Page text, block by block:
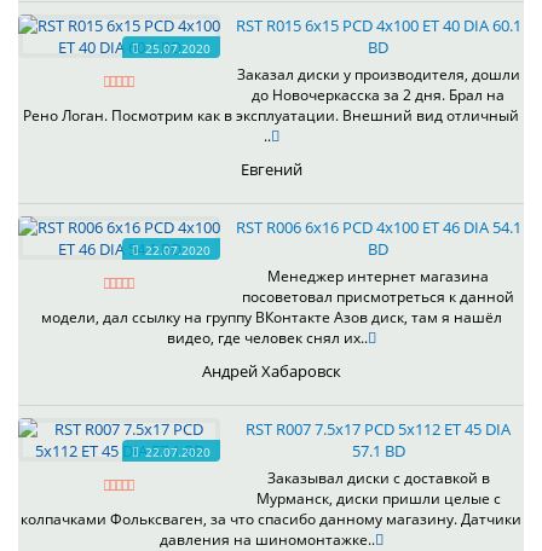
25.07.2020
RST R015 6x15 PCD 4x100 ET 40 DIA 60.1
BD
Заказал диски у производителя, дошли
до Новочеркасска за 2 дня. Брал на
Рено Логан. Посмотрим как в эксплуатации. Внешний вид отличный
..
Евгений
22.07.2020
RST R006 6x16 PCD 4x100 ET 46 DIA 54.1
BD
Менеджер интернет магазина
посоветовал присмотреться к данной
модели, дал ссылку на группу ВКонтакте Азов диск, там я нашёл
видео, где человек снял их..
Андрей Хабаровск
22.07.2020
RST R007 7.5x17 PCD 5x112 ET 45 DIA
57.1 BD
Заказывал диски с доставкой в
Мурманск, диски пришли целые с
колпачками Фольксваген, за что спасибо данному магазину. Датчики
давления на шиномонтажке..